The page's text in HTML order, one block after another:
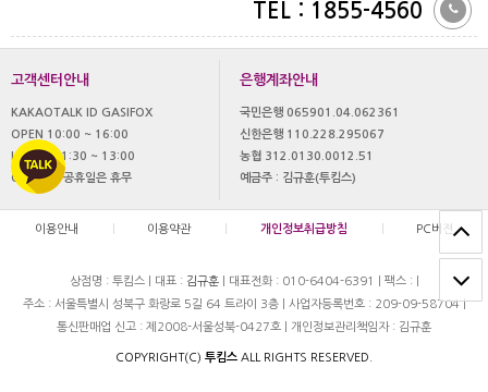
TEL : 1855-4560
고객센터안내
KAKAOTALK ID GASIFOX
OPEN 10:00 ~ 16:00
LUNCH 11:30 ~ 13:00
OFF 토,일 공휴일은 휴무
은행계좌안내
국민은행 065901.04.062361
신한은행 110.228.295067
농협 312.0130.0012.51
예금주 : 김규훈(투킴스)
이용안내 이용약관 개인정보취급방침 PC버젼
상점명 : 투킴스 대표 : 김규훈 대표전화 : 010-6404-6391 팩스 :
주소 : 서울특별시 성북구 화랑로 5길 64 트라이 3층
사업자등록번호 : 209-09-58704 |
통신판매업 신고 : 제2008-서울성북-0427호
개인정보관리책임자 : 김규훈
COPYRIGHT(C) 투킴스 ALL RIGHTS RESERVED.